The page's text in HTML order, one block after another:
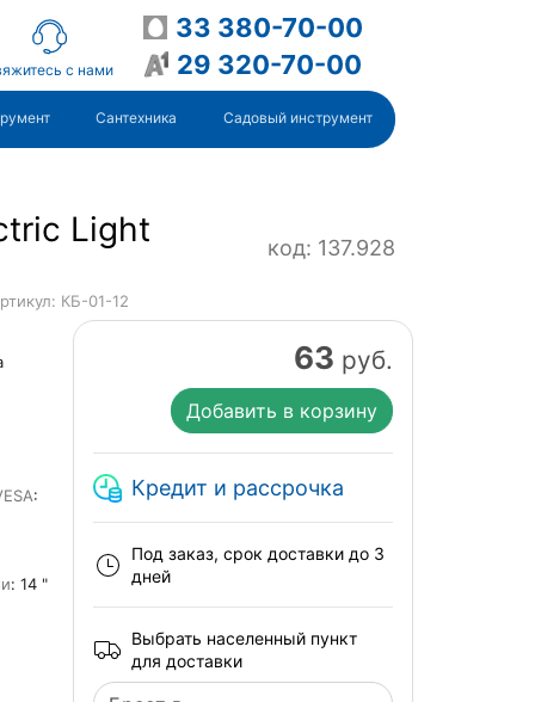
с нами
33 380-70-00
29 320-70-00
Сантехника Садовый инструмент
Light
код: 137.928
КБ-01-12
:
: 14 "
63 руб.
Добавить в корзину
Кредит и рассрочка
Под заказ, срок доставки до 3
дней
Выбрать населенный пункт
для доставки